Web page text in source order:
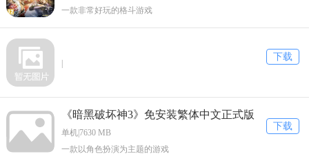
一款非常好玩的格斗游戏
下载
下载
《暗黑破坏神3》免安装繁体中文正式版
下载
单机|7630 MB
一款以角色扮演为主题的游戏